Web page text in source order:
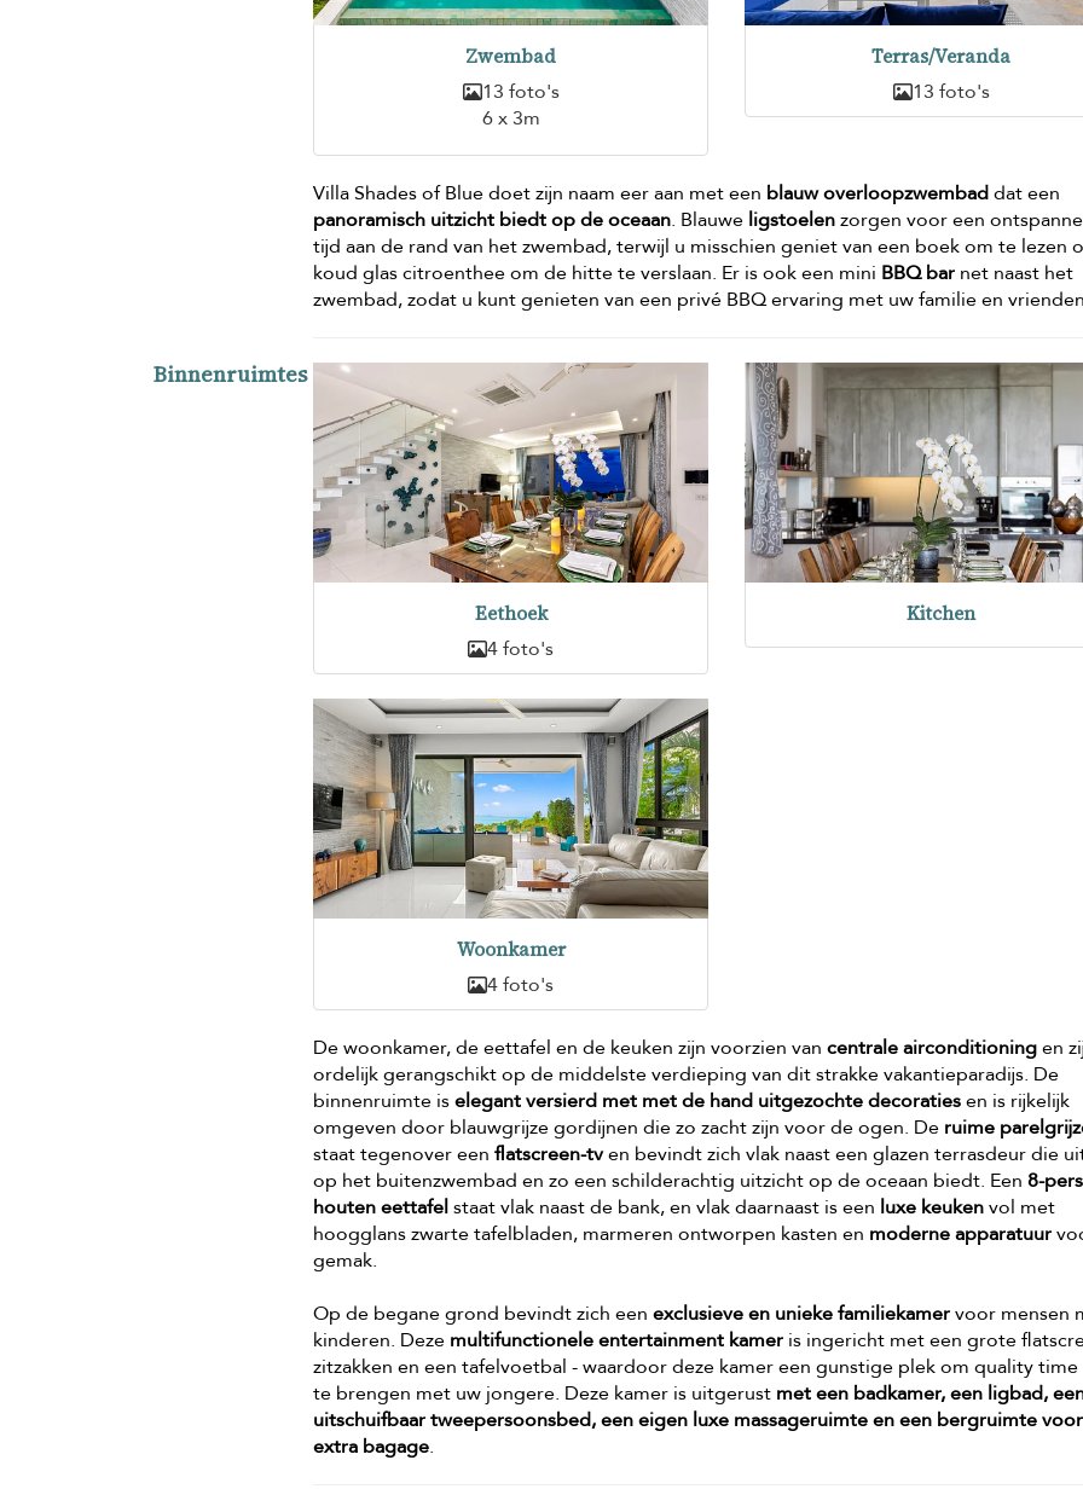
Zwembad
13 foto's
6 x 3m
Terras/Veranda
13 foto's
Villa Shades of Blue doet zijn naam eer aan met een blauw overloopzwembaddat een
panoramisch uitzicht biedt op de oceaan. Blauwe ligstoelenzorgen voor een
tijd aan de rand van het zwembad, terwijl u misschien geniet van een boek om te lezen
koud glas citroenthee om de hitte te verslaan. Er is ook een mini BBQ bar net naast het
zwembad, zodat u kunt genieten van een privé BBQ ervaring met uw familie en
Binnenruimtes
Eethoek
4 foto's
Kitchen
Woonkamer
4 foto's
De woonkamer, de eettafel en de keuken zijn voorzien vancentrale airconditioningen
ordelijk gerangschikt op de middelste verdieping van dit strakke vakantieparadijs. De
binnenruimte iselegant versierd met met de hand uitgezochte decoratiesen is rijkelijk
omgeven door blauwgrijze gordijnen die zo zacht zijn voor de ogen. De ruime
staat tegenover eenflatscreen-tven bevindt zich vlak naast een glazen terrasdeur die
op het buitenzwembad en zo een schilderachtig uitzicht op de oceaan biedt. Een8-
houten eettafelstaat vlak naast de bank, en vlak daarnaast is een luxe keukenvol met
hoogglans zwarte tafelbladen, marmeren ontworpen kasten en moderne apparatuur
gemak.
Op de begane grond bevindt zich eenexclusieve en unieke familiekamervoor mensen
kinderen. Deze multifunctionele entertainment kamer is ingericht met een grote
zitzakken en een tafelvoetbal - waardoor deze kamer een gunstige plek om quality
te brengen met uw jongere. Deze kamer is uitgerust met een badkamer, een ligbad,
uitschuifbaar tweepersoonsbed, een eigen luxe massageruimte en een bergruimte
extra bagage.